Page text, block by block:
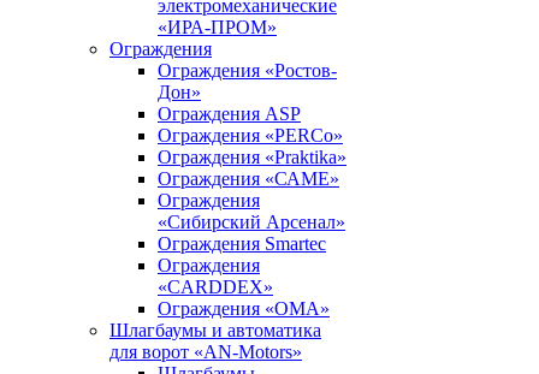
электромеханические
«ИРА-ПРОМ»
Ограждения
Ограждения «Ростов-
Дон»
Ограждения ASP
Ограждения «PERCo»
Ограждения «Praktika»
Ограждения «САМЕ»
Ограждения
«Сибирский Арсенал»
Ограждения Smartec
Ограждения
«CARDDEX»
Ограждения «ОМА»
Шлагбаумы и автоматика
для ворот «AN-Motors»